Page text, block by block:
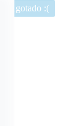
Agotado :(